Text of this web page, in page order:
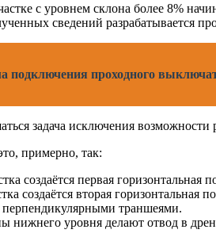
с уровнем склона более 8%
сведений разрабатывается
подключения проходного
задача исключения
примерно, так:
создаётся первая горизонтальная
создаётся вторая горизонтальная
траншеями.
нижнего уровня делают отвод в